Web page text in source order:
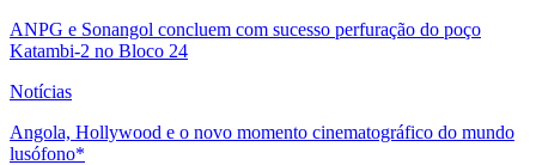
ANPG e Sonangol concluem com sucesso perfuração do poço
Katambi-2 no Bloco 24
Notícias
Angola, Hollywood e o novo momento cinematográfico do mundo
lusófono*